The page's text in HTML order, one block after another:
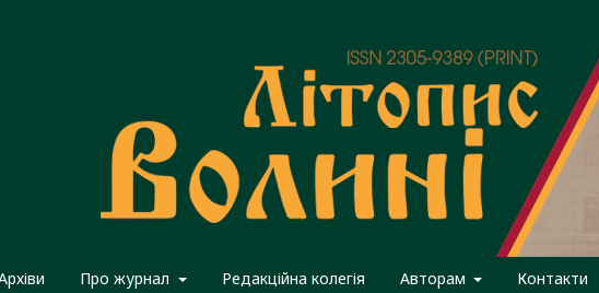
Про журнал Редакційна колегія Авторам Контакти